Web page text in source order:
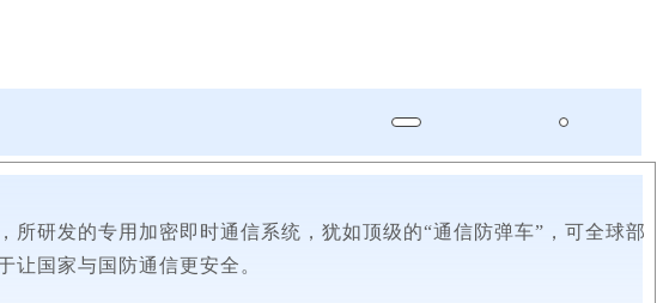
研发的专用加密即时通信系统，犹如顶级的“通信防弹车”，可全球部
让国家与国防通信更安全 。